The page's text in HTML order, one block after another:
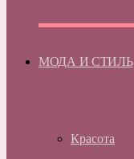
МОДА И СТИЛЬ
Красота